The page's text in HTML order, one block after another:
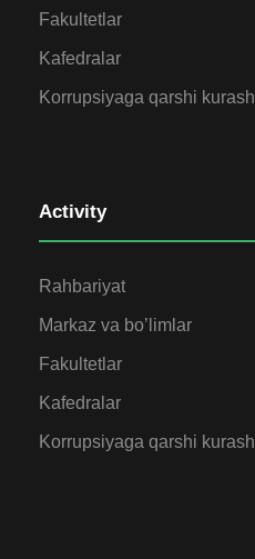
Fakultetlar
Kafedralar
Korrupsiyaga qarshi kurash
Activity
Rahbariyat
Markaz va bo’limlar
Fakultetlar
Kafedralar
Korrupsiyaga qarshi kurash